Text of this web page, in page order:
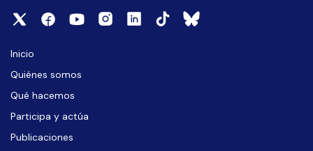
Inicio
Quiénes somos
Qué hacemos
Participa y actúa
Publicaciones